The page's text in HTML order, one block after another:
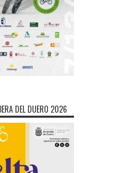
DEL DUERO 2026